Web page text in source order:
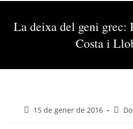
La deixa del geni grec:
Costa i
15 de gener de 2016